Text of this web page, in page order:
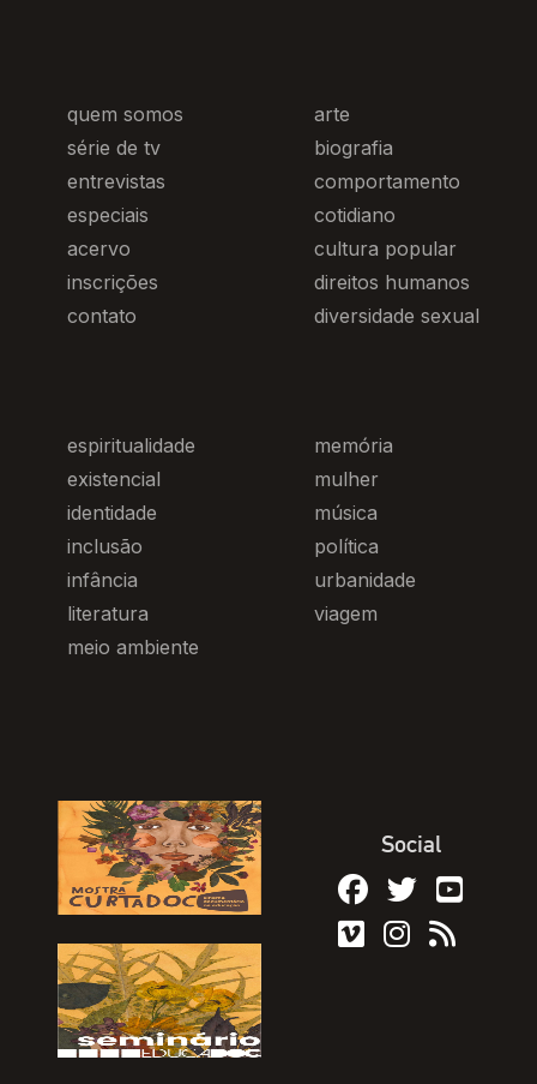
quem somos
série de tv
entrevistas
especiais
acervo
inscrições
contato
arte
biografia
comportamento
cotidiano
cultura popular
direitos humanos
diversidade sexual
espiritualidade
existencial
identidade
inclusão
infância
literatura
meio ambiente
memória
mulher
música
política
urbanidade
viagem
Social